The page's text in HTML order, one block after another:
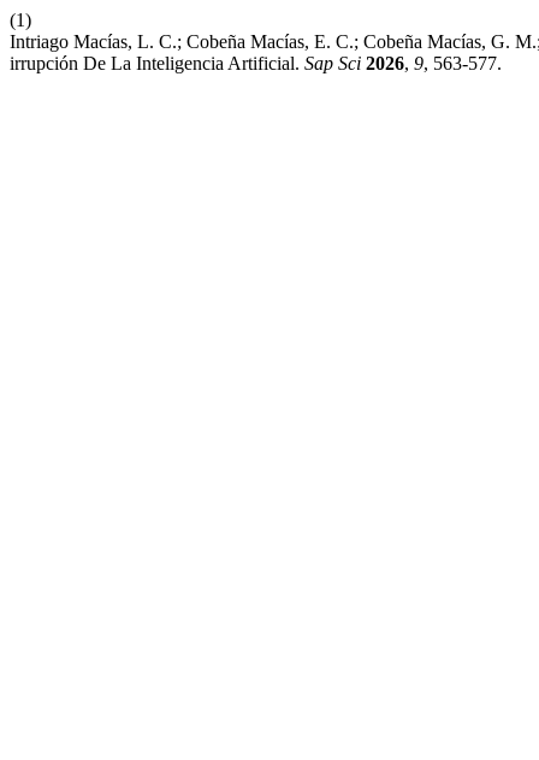
(1)
Intriago Macías, L. C.; Cobeña Macías, E. C.; Cobeña Macías, G.
irrupción De La Inteligencia Artificial. Sap Sci 2026, 9, 563-577.